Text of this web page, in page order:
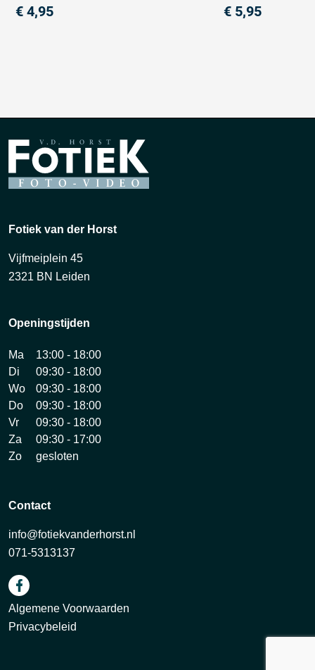
€ 4,95 € 5,95
Fotiek van der Horst
Vijfmeiplein 45
2321 BN Leiden
Openingstijden
Ma
13:00 - 18:00
Di
09:30 - 18:00
Wo
09:30 - 18:00
Do
09:30 - 18:00
Vr
09:30 - 18:00
Za
09:30 - 17:00
Zo
gesloten
Contact
info@fotiekvanderhorst.nl
071-5313137
Algemene Voorwaarden
Privacybeleid